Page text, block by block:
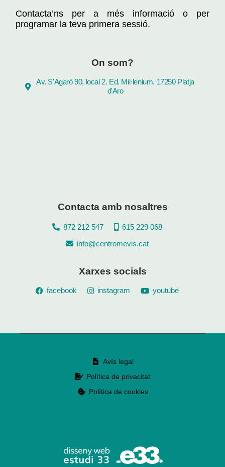
Contacta’ns per a més informació o per
programar la teva primera sessió.
On som?
Av. S'Agaró 90, local 2. Ed. Mil·lenium. 17250 Platja
d'Aro
Contacta amb nosaltres
872 212 547
615 229 068
info@centromevis.cat
Xarxes socials
facebook instagram youtube
Avís legal
Política de privacitat
Política de cookies